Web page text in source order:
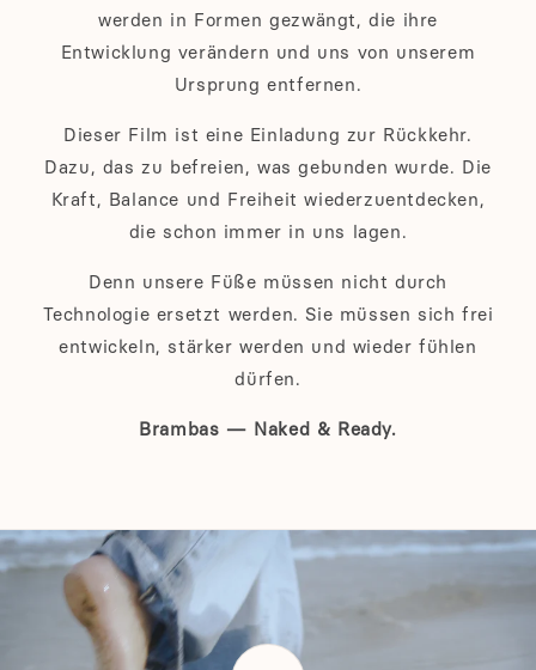
werden in Formen gezwängt, die ihre
Entwicklung verändern und uns von unserem
Ursprung entfernen.
Dieser Film ist eine Einladung zur Rückkehr.
Dazu, das zu befreien, was gebunden wurde. Die
Kraft, Balance und Freiheit wiederzuentdecken,
die schon immer in uns lagen.
Denn unsere Füße müssen nicht durch
Technologie ersetzt werden. Sie müssen sich frei
entwickeln, stärker werden und wieder fühlen
dürfen.
Brambas — Naked & Ready.